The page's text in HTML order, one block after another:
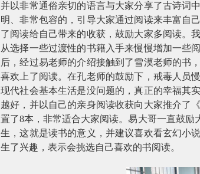
并以非常通俗亲切的语言与大家分享了古诗词
明、非常包容的，引导大家通过阅读来丰富自
了阅读给自己带来的收获，鼓励大家多阅读。
从选择一些过渡性的书籍入手来慢慢增加一些
后，经过易老师的介绍接触到了雪漠老师的书
喜欢上了阅读。在孔老师的鼓励下，戒毒人员
现代社会基本生活是没问题的，真正的幸福其
越好，并以自己的亲身阅读收获向大家推介了
置了8本，非常适合大家阅读。易大哥一直鼓励
生，这就是读书的意义，并建议喜欢看玄幻小
生了兴趣，表示会挑选自己喜欢的书阅读。